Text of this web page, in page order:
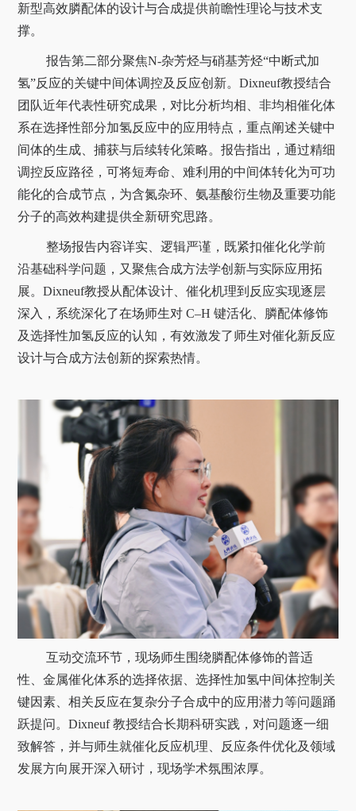
新型高效膦配体的设计与合成提供前瞻性理论与技术支
撑。
报告第二部分聚焦N-杂芳烃与硝基芳烃“中断式加
氢”反应的关键中间体调控及反应创新。Dixneuf教授结合
团队近年代表性研究成果，对比分析均相、非均相催化体
系在选择性部分加氢反应中的应用特点，重点阐述关键中
间体的生成、捕获与后续转化策略。报告指出，通过精细
调控反应路径，可将短寿命、难利用的中间体转化为可功
能化的合成节点，为含氮杂环、氨基酸衍生物及重要功能
分子的高效构建提供全新研究思路。
整场报告内容详实、逻辑严谨，既紧扣催化化学前
沿基础科学问题，又聚焦合成方法学创新与实际应用拓
展。Dixneuf教授从配体设计、催化机理到反应实现逐层
深入，系统深化了在场师生对 C–H 键活化、膦配体修饰
及选择性加氢反应的认知，有效激发了师生对催化新反应
设计与合成方法创新的探索热情。
互动交流环节，现场师生围绕膦配体修饰的普适
性、金属催化体系的选择依据、选择性加氢中间体控制关
键因素、相关反应在复杂分子合成中的应用潜力等问题踊
跃提问。Dixneuf 教授结合长期科研实践，对问题逐一细
致解答，并与师生就催化反应机理、反应条件优化及领域
发展方向展开深入研讨，现场学术氛围浓厚。